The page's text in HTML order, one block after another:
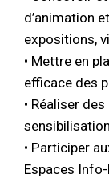
d’animation
expositions,
• Mettre en
efficace des
• Réaliser
• Participer
Espaces